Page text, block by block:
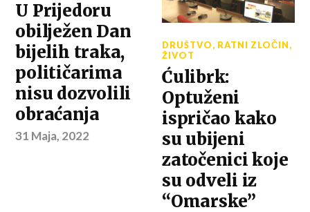
U Prijedoru
obilježen Dan
bijelih traka,
političarima
nisu dozvolili
obraćanja
31 Maja, 2022
DRUŠTVO, RATNI ZLOČIN,
ŽIVOT
Ćulibrk:
Optuženi
ispričao kako
su ubijeni
zatočenici koje
su odveli iz
“Omarske”